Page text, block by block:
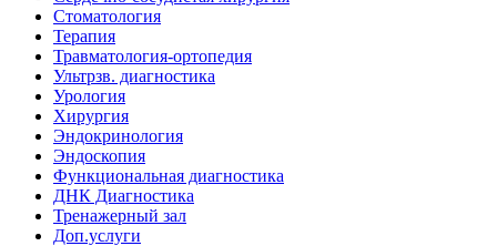
Стоматология
Терапия
Травматология-ортопедия
Ультрзв. диагностика
Урология
Хирургия
Эндокринология
Эндоскопия
Функциональная диагностика
ДНК Диагностика
Тренажерный зал
Доп.услуги